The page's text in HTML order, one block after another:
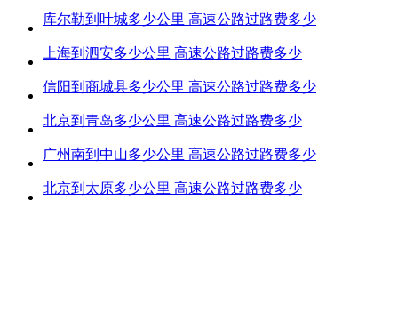
库尔勒到叶城多少公里 高速公路过路费多少
上海到泗安多少公里 高速公路过路费多少
信阳到商城县多少公里 高速公路过路费多少
北京到青岛多少公里 高速公路过路费多少
广州南到中山多少公里 高速公路过路费多少
北京到太原多少公里 高速公路过路费多少